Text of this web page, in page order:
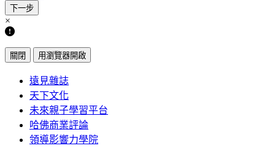
×
關閉 用瀏覽器開啟
遠見雜誌
天下文化
未來親子學習平台
哈佛商業評論
領導影響力學院